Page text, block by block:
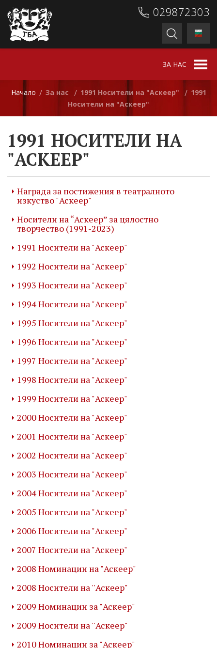
029872303
ЗА НАС
Начало / За нас / 1991 Носители на "Аскеер" / 1991
Носители на "Аскеер"
1991 НОСИТЕЛИ НА
"АСКЕЕР"
Награда за постижения в театралното
изкуство "Аскеер"
Носители на “Аскеер” за цялостно
творчество (1991-2023)
1991 Носители на "Аскеер"
1992 Носители на "Аскеер"
1993 Носители на "Аскеер"
1994 Носители на "Аскеер"
1995 Носители на "Аскеер"
1996 Носители на "Аскеер"
1997 Носители на "Аскеер"
1998 Носители на "Аскеер"
1999 Носители на "Аскеер"
2000 Носители на "Аскеер"
2001 Носители на "Аскеер"
2002 Носители на "Аскеер"
2003 Носители на "Аскеер"
2004 Носители на "Аскеер"
2005 Носители на "Аскеер"
2006 Носители на "Аскеер"
2007 Носители на "Аскеер"
2008 Номинации на "Аскеер"
2008 Носители на ''Аскеер"
2009 Номинации за "Аскеер"
2009 Носители на ''Аскеер"
2010 Номинации за "Аскеер"